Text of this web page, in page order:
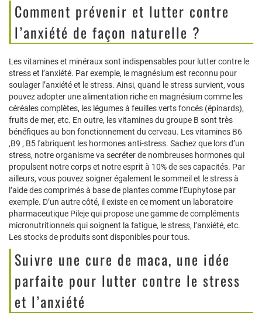
Comment prévenir et lutter contre
l’anxiété de façon naturelle ?
Les vitamines et minéraux sont indispensables pour lutter contre le
stress et l’anxiété. Par exemple, le magnésium est reconnu pour
soulager l’anxiété et le stress. Ainsi, quand le stress survient, vous
pouvez adopter une alimentation riche en magnésium comme les
céréales complètes, les légumes à feuilles verts foncés (épinards),
fruits de mer, etc. En outre, les vitamines du groupe B sont très
bénéfiques au bon fonctionnement du cerveau. Les vitamines B6
,B9 , B5 fabriquent les hormones anti-stress. Sachez que lors d’un
stress, notre organisme va secréter de nombreuses hormones qui
propulsent notre corps et notre esprit à 10% de ses capacités. Par
ailleurs, vous pouvez soigner également le sommeil et le stress à
l’aide des comprimés à base de plantes comme l’Euphytose par
exemple. D’un autre côté, il existe en ce moment un laboratoire
pharmaceutique Pileje qui propose une gamme de compléments
micronutritionnels qui soignent la fatigue, le stress, l’anxiété, etc.
Les stocks de produits sont disponibles pour tous.
Suivre une cure de maca, une idée
parfaite pour lutter contre le stress
et l’anxiété